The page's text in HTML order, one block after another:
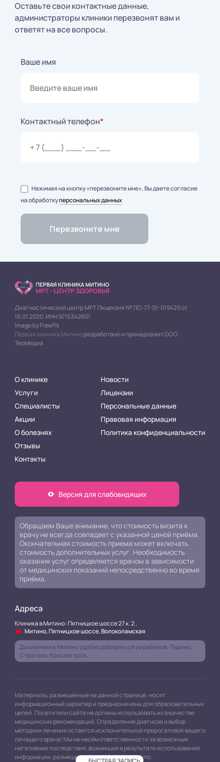
Оставьте свои контактные данные,
администраторы клиники перезвонят вам и
ответят на все вопросы.
Ваше имя
Контактный телефон*
Нажимая на кнопку «перезвоните мне», Вы даете согласие
на обработкуперсональных данных
Диагностический центр МРТ Лицензия № ЛО-77-01-019429 от
16.01.2020. ИНН 9715342601
Image by FreePik
Первая клиника Митиноразработано и принадлежит ООО
ТеоМедиа
О клинике
Услуги
Специалисты
Акции
О болезнях
Отзывы
Контакты
Новости
Лицензии
Персональные данные
Правовая информация
Политика конфиденциальности
Версия для слабовидящих
Обращаем Ваше внимание, что стоимость визита к
врачу не всегда совпадает с указанной ценой приёма.
Окончательная стоимость приема может включать
стоимость дополнительных услуг. Необходимость
оказания услуг определяется врачом в зависимости
от медицинских показаний непосредственно во время
приёма.
Адреса
Клиника в Митино: Пятницкое шоссе 27 к. 2 ,
Митино, Пятницкое шоссе, Волоколамская
До клиники в Митино удобно добираться из районов: Тушино,
Строгино, Красногорск.
Материалы, размещенные на данной странице, носят
информационный характер и предназначены для образовательных
целей. Посетители сайта не должны использовать их в качестве
медицинских рекомендаций. Определение диагноза и выбор
методики лечения остается исключительной прерогативой вашего
лечащего врача! Мы не несём ответственности за возможные
негативные последствия, возникшие в результате использования
информации, размещенной на сайте mitino.clinic.